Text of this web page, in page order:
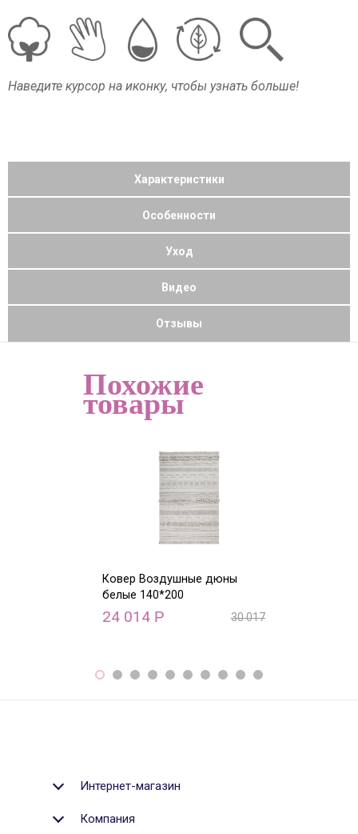
Наведите курсор на иконку, чтобы узнать больше!
Характеристики
Особенности
Уход
Видео
Отзывы
Похожие
товары
Ковер Воздушные дюны
белые 140*200
24 014 Р 30 017
Интернет-магазин
Компания